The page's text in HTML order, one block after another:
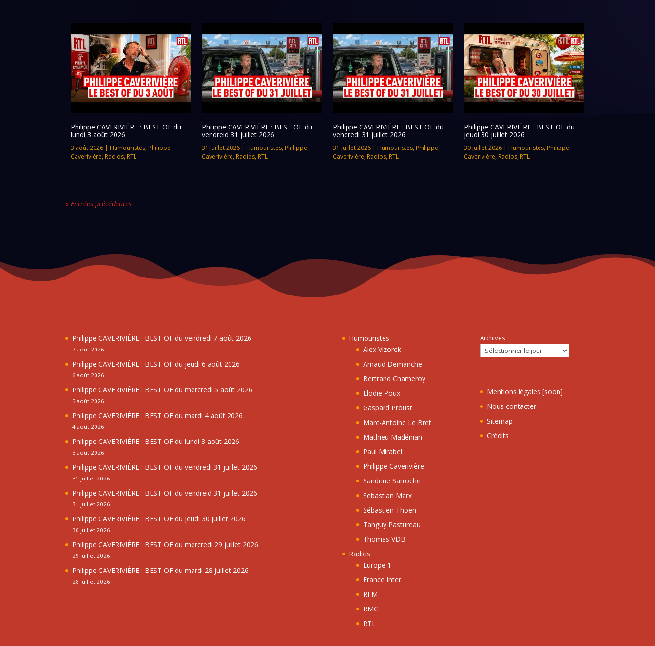
Philippe CAVERIVIÈRE : BEST OF du
lundi 3 août 2026
3 août 2026 | Humouristes, Philippe
Caverivière, Radios, RTL
Philippe CAVERIVIÈRE : BEST OF du
vendreid 31 juillet 2026
31 juillet 2026| Humouristes, Philippe
Caverivière, Radios, RTL
Philippe CAVERIVIÈRE : BEST OF du
vendredi 31 juillet 2026
31 juillet 2026| Humouristes, Philippe
Caverivière, Radios, RTL
Philippe CAVERIVIÈRE : BEST OF du
jeudi 30 juillet 2026
30 juillet 2026| Humouristes, Philippe
Caverivière, Radios, RTL
« Entrées précédentes
Philippe CAVERIVIÈRE : BEST OF du vendredi 7 août 2026
7 août 2026
Philippe CAVERIVIÈRE : BEST OF du jeudi 6 août 2026
6 août 2026
Philippe CAVERIVIÈRE : BEST OF du mercredi 5 août 2026
5 août 2026
Philippe CAVERIVIÈRE : BEST OF du mardi 4 août 2026
4 août 2026
Philippe CAVERIVIÈRE : BEST OF du lundi 3 août 2026
3 août 2026
Philippe CAVERIVIÈRE : BEST OF du vendredi 31 juillet 2026
31 juillet 2026
Philippe CAVERIVIÈRE : BEST OF du vendreid 31 juillet 2026
31 juillet 2026
Philippe CAVERIVIÈRE : BEST OF du jeudi 30 juillet 2026
30 juillet 2026
Philippe CAVERIVIÈRE : BEST OF du mercredi 29 juillet 2026
29 juillet 2026
Philippe CAVERIVIÈRE : BEST OF du mardi 28 juillet 2026
28 juillet 2026
Humouristes
Alex Vizorek
Arnaud Demanche
Bertrand Chameroy
Elodie Poux
Gaspard Proust
Marc-Antoine Le Bret
Mathieu Madénian
Paul Mirabel
Philippe Caverivière
Sandrine Sarroche
Sebastian Marx
Sébastien Thoen
Tanguy Pastureau
Thomas VDB
Radios
Europe 1
France Inter
RFM
RMC
RTL
Archives
Mentions légales [soon]
Nous contacter
Sitemap
Crédits